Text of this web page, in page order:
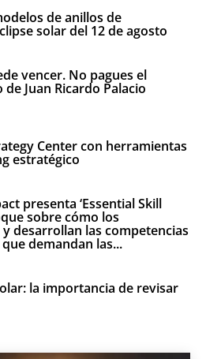
de anillos de
solar del 12 de agosto
vencer. No pagues el
Juan Ricardo Palacio
Center con herramientas
estratégico
presenta ‘Essential Skill
sobre cómo los
desarrollan las competencias
demandan las...
la importancia de revisar